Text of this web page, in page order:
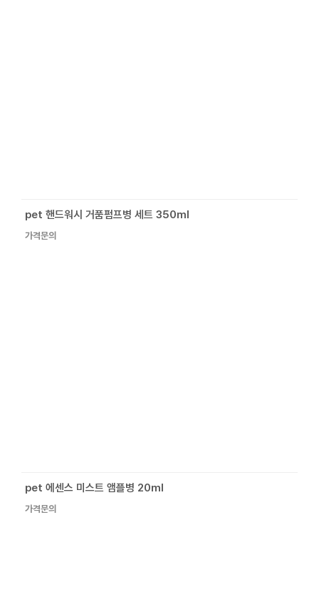
pet 핸드워시 거품펌프병 세트 350ml
가격문의
pet 에센스 미스트 앰플병 20ml
가격문의